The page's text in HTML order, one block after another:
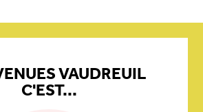
VAUDREUIL
C'EST...